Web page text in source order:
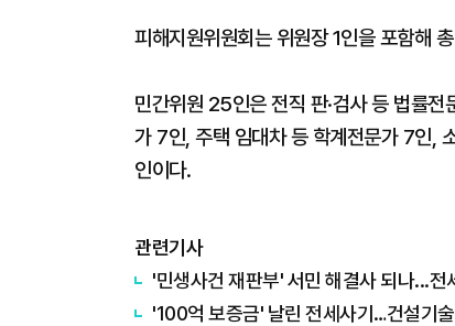
피해지원위원회는 위원장 1인을 포함해
민간위원 25인은 전직 판·검사 등 법률
가 7인, 주택 임대차 등 학계전문가 7인,
인이다.
관련기사
'민생사건 재판부' 서민 해결사 되나...
'100억 보증금' 날린 전세사기…건설기